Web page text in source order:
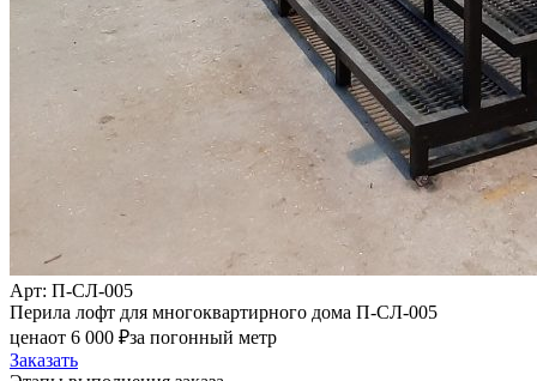
Арт: П-СЛ-005
Перила лофт для многоквартирного дома П-СЛ-005
ценаот 6 000 ₽за погонный метр
Заказать